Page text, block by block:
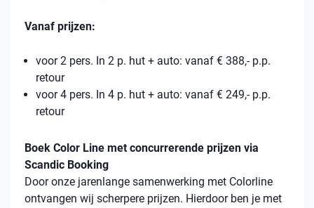
Vanaf prijzen:
voor 2 pers. In 2 p. hut + auto: vanaf € 388,- p.p.
retour
voor 4 pers. In 4 p. hut + auto: vanaf € 249,- p.p.
retour
Boek Color Line met concurrerende prijzen via
Scandic Booking
Door onze jarenlange samenwerking met Colorline
ontvangen wij scherpere prijzen. Hierdoor ben je met